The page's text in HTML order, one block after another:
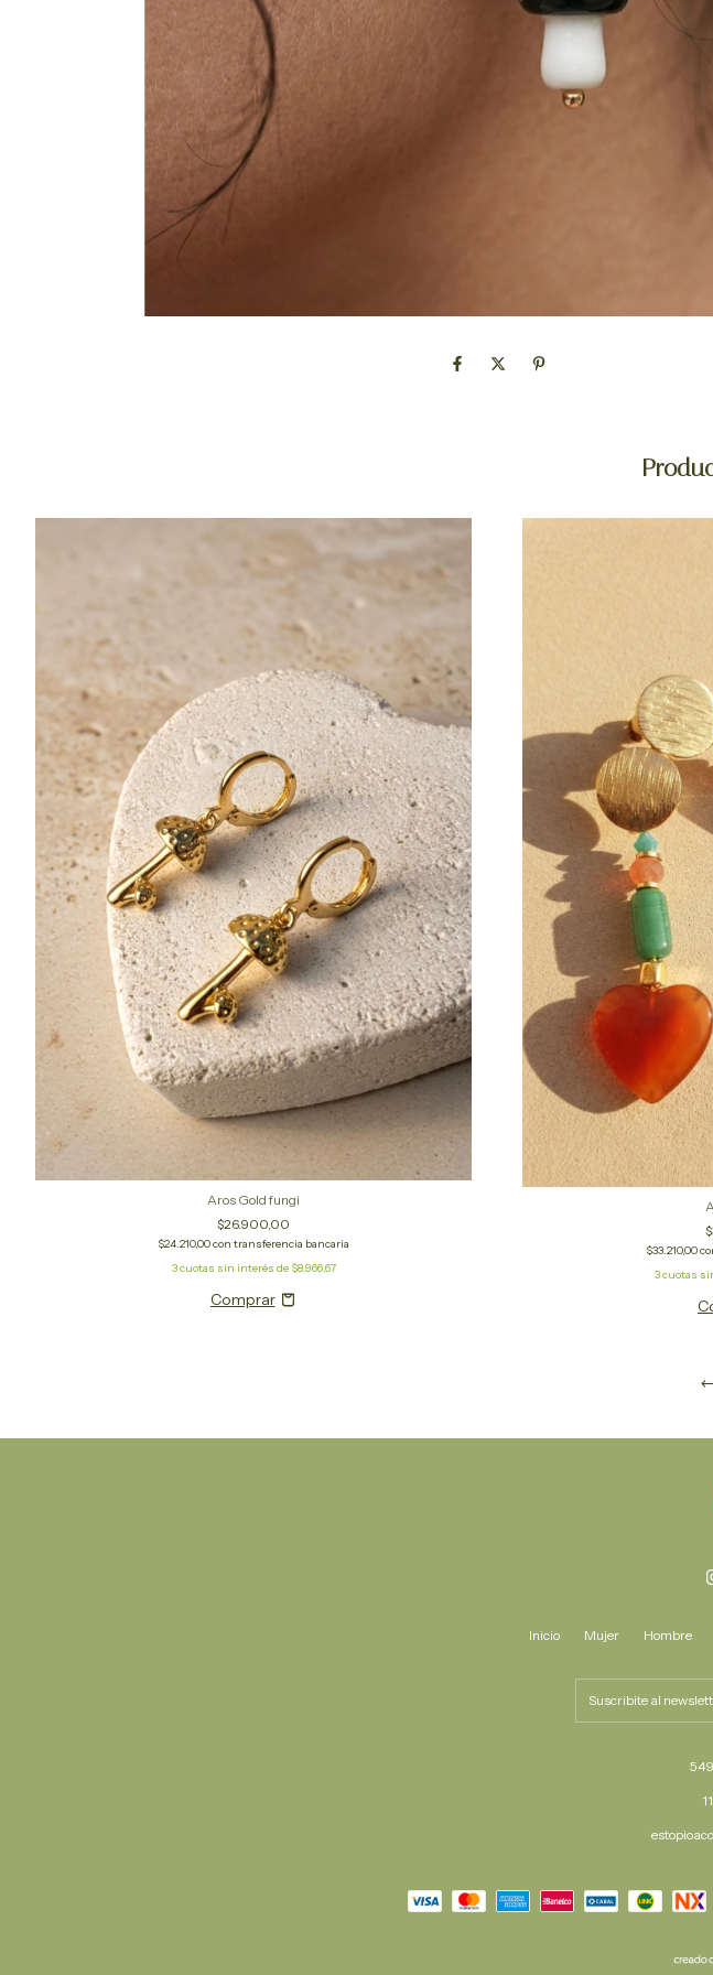
Aros Gold fungi
$26.900,00
$24.210,00con transferencia bancaria
3cuotas sin interés de $8.966,67
$33.210,00
3cuotas
Inicio Mujer Hombre